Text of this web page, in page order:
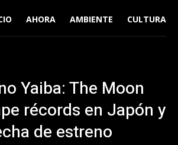
AHORA AMBIENTE CULTURA
Yaiba: The Moon
récords en Japón y
de estreno